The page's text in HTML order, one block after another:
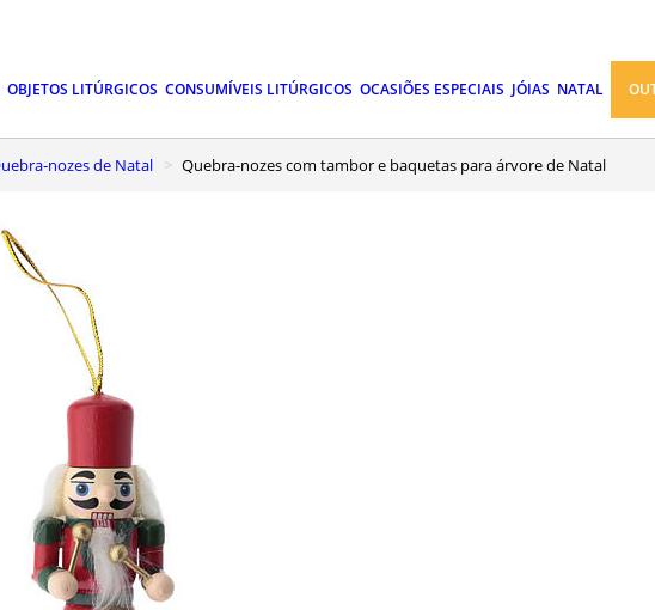
OBJETOS LITÚRGICOS CONSUMÍVEIS LITÚRGICOS OCASIÕES ESPECIAIS JÓIAS NATAL
Quebra-nozes de Natal Quebra-nozes com tambor e baquetas para árvore de Natal